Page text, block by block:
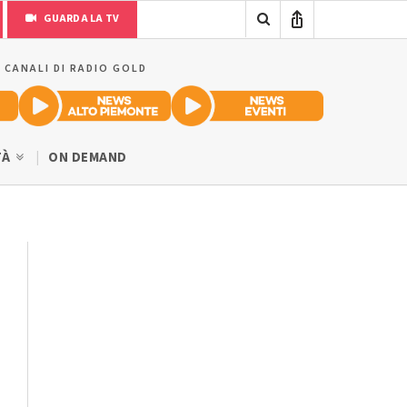
GUARDA LA TV
DI RADIO GOLD
ON DEMAND